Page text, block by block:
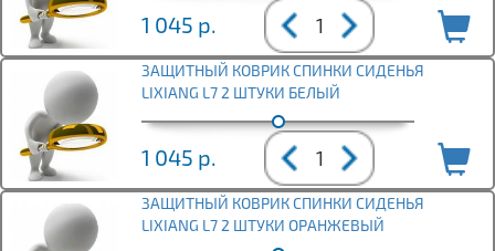
1 045 р.
ЗАЩИТНЫЙ КОВРИК СПИНКИ СИДЕНЬЯ
LIXIANG L7 2 ШТУКИ БЕЛЫЙ
1 045 р.
ЗАЩИТНЫЙ КОВРИК СПИНКИ СИДЕНЬЯ
LIXIANG L7 2 ШТУКИ ОРАНЖЕВЫЙ